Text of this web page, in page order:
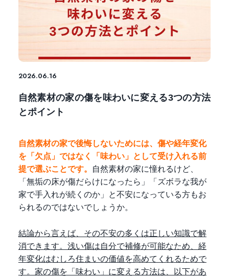
2026.06.16
自然素材の家の傷を味わいに変える3つの方法
とポイント
自然素材の家で後悔しないためには、傷や経年変化
を「欠点」ではなく「味わい」として受け入れる前
提で選ぶことです。
自然素材の家に憧れるけど、
「無垢の床が傷だらけになったら」「ズボラな我が
家で手入れが続くのか」と不安になっている方もお
られるのではないでしょうか。
結論から言えば、その不安の多くは正しい知識で解
消できます。浅い傷は自分で補修が可能なため、経
年変化はむしろ住まいの価値を高めてくれるためで
す。家の傷を「味わい」に変える方法は、以下があ